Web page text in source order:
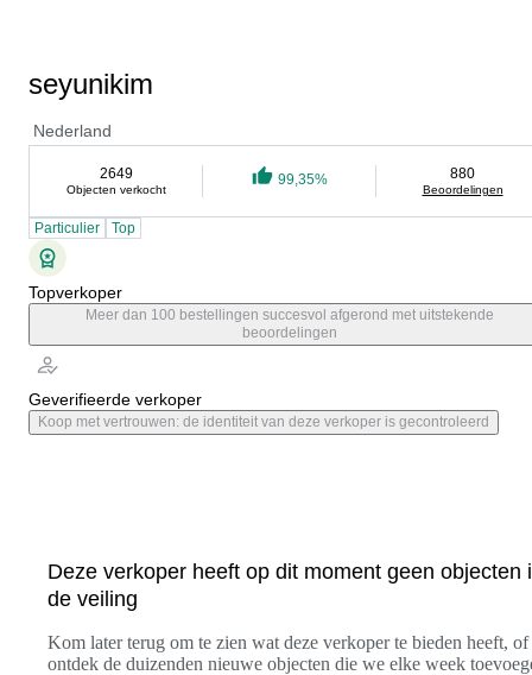
seyunikim
Nederland
2649
Objecten verkocht
99,35% 880
Beoordelingen
Particulier Top
Topverkoper
Meer dan 100 bestellingen succesvol afgerond met uitstekende
beoordelingen
Geverifieerde verkoper
Koop met vertrouwen: de identiteit van deze verkoper is gecontroleerd
Deze verkoper heeft op dit moment geen objecten
de veiling
Kom later terug om te zien wat deze verkoper te bieden heeft, of
ontdek de duizenden nieuwe objecten die we elke week